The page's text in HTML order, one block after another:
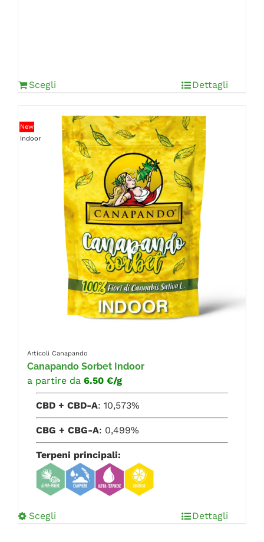
Scegli Dettagli
New
Indoor
Articoli Canapando
Canapando Sorbet Indoor
a partire da 6.50 €/g
CBD + CBD-A: 10,573%
CBG + CBG-A: 0,499%
Terpeni principali:
Scegli Dettagli